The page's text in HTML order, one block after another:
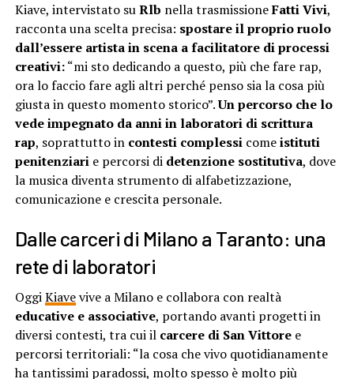
Kiave, intervistato suRlb nella trasmissioneFatti Vivi,
racconta una scelta precisa: spostare il proprio ruolo
dall’essere artista in scena a facilitatore di processi
creativi:“mi sto dedicando a questo, più che fare rap,
ora lo faccio fare agli altri perché penso sia la cosa più
giusta in questo momento storico”.Un percorso che lo
vede impegnato da anni in laboratori di scrittura
rap, soprattutto in contesti complessicomeistituti
penitenziarie percorsi di detenzione sostitutiva, dove
la musica diventa strumento di alfabetizzazione,
comunicazione e crescita personale.
Dalle carceri di Milano a Taranto: una
rete di laboratori
OggiKiavevive a Milano e collabora con realtà
educative e associative, portando avanti progetti in
diversi contesti, tra cui il carcere di San Vittoree
percorsi territoriali: “la cosa che vivo quotidianamente
ha tantissimi paradossi, molto spesso è molto più